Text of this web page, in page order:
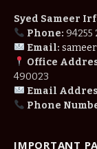
Syed Sameer
Phone: 94255
Email:
Office
490023
Email
Phone
IMPORTANT